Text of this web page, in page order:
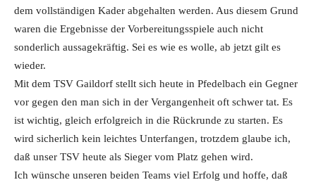
dem vollständigen Kader abgehalten werden. Aus diesem Grund
waren die Ergebnisse der Vorbereitungsspiele auch nicht
sonderlich aussagekräftig. Sei es wie es wolle, ab jetzt gilt es
wieder.
Mit dem TSV Gaildorf stellt sich heute in Pfedelbach ein Gegner
vor gegen den man sich in der Vergangenheit oft schwer tat. Es
ist wichtig, gleich erfolgreich in die Rückrunde zu starten. Es
wird sicherlich kein leichtes Unterfangen, trotzdem glaube ich,
daß unser TSV heute als Sieger vom Platz gehen wird.
Ich wünsche unseren beiden Teams viel Erfolg und hoffe, daß